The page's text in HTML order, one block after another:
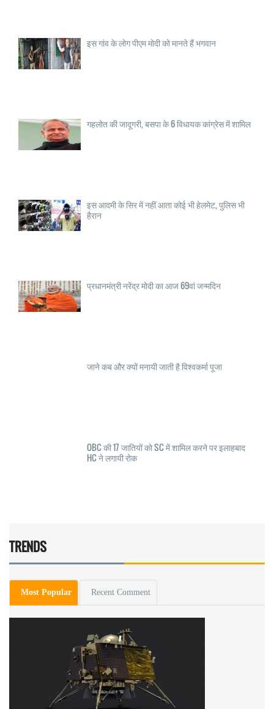
इस गांव के लोग पीएम मोदी को मानते हैं भगवान
गहलोत की जादूगरी, बसपा के 6 विधायक कांग्रेस में शामिल
इस आदमी के सिर में नहीं आता कोई भी हेलमेट, पुलिस भी
हैरान
प्रधानमंत्री नरेंद्र मोदी का आज 69वां जन्मदिन
जाने कब और क्यों मनायी जाती है विश्वकर्मा पूजा
OBC की 17 जातियों को SC में शामिल करने पर इलाहबाद
HC ने लगायी रोक
TRENDS
Most Popular Recent Comment